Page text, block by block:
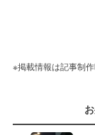
※掲載情報は記事制